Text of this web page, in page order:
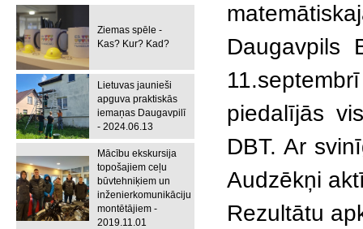
Ziemas spēle -
Kas? Kur? Kad?
Lietuvas jaunieši
apguva praktiskās
iemaņas Daugavpilī
- 2024.06.13
Mācību ekskursija
topošajiem ceļu
būvtehniķiem un
inženierkomunikāciju
montētājiem -
2019.11.01
Daugavpils
piedalījās
DBT. Ar
Audzēkņi
Rezultātu